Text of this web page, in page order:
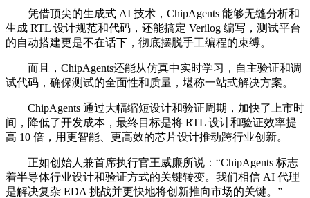
凭借顶尖的生成式 AI 技术，ChipAgents 能够无缝分析和
生成 RTL 设计规范和代码，还能搞定 Verilog 编写，测试平台
的自动搭建更是不在话下，彻底摆脱手工编程的束缚。
而且，ChipAgents还能从仿真中实时学习，自主验证和调
试代码，确保测试的全面性和质量，堪称一站式解决方案。
ChipAgents 通过大幅缩短设计和验证周期，加快了上市时
间，降低了开发成本，最终目标是将 RTL 设计和验证效率提
高 10 倍，用更智能、更高效的芯片设计推动跨行业创新。
正如创始人兼首席执行官王威廉所说：“ChipAgents 标志
着半导体行业设计和验证方式的关键转变。我们相信 AI 代理
是解决复杂 EDA 挑战并更快地将创新推向市场的关键。”